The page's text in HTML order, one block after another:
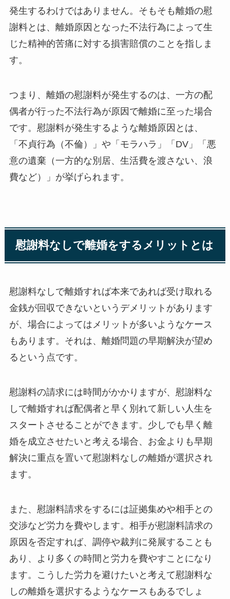
発生するわけではありません。そもそも離婚の慰
謝料とは、離婚原因となった不法行為によって生
じた精神的苦痛に対する損害賠償のことを指しま
す。
つまり、離婚の慰謝料が発生するのは、一方の配
偶者が行った不法行為が原因で離婚に至った場合
です。慰謝料が発生するような離婚原因とは、
「不貞行為（不倫）」や「モラハラ」「DV」「悪
意の遺棄（一方的な別居、生活費を渡さない、浪
費など）」が挙げられます。
慰謝料なしで離婚をするメリットとは
慰謝料なしで離婚すれば本来であれば受け取れる
金銭が回収できないというデメリットがあります
が、場合によってはメリットが多いようなケース
もあります。それは、離婚問題の早期解決が望め
るという点です。
慰謝料の請求には時間がかかりますが、慰謝料な
しで離婚すれば配偶者と早く別れて新しい人生を
スタートさせることができます。少しでも早く離
婚を成立させたいと考える場合、お金よりも早期
解決に重点を置いて慰謝料なしの離婚が選択され
ます。
また、慰謝料請求をするには証拠集めや相手との
交渉など労力を費やします。相手が慰謝料請求の
原因を否定すれば、調停や裁判に発展することも
あり、より多くの時間と労力を費やすことになり
ます。こうした労力を避けたいと考えて慰謝料な
しの離婚を選択するようなケースもあるでしょ